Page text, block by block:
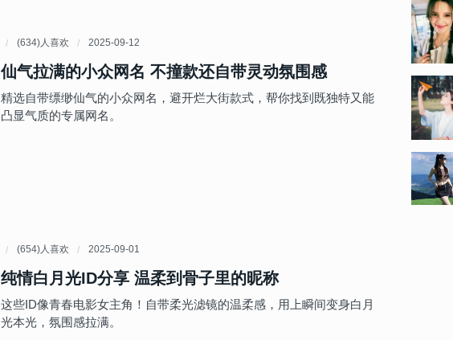
(634)人喜欢 2025-09-12
仙气拉满的小众网名 不撞款还自带灵动氛围感
精选自带缥缈仙气的小众网名，避开烂大街款式，帮你找到既独特又能
凸显气质的专属网名。
(654)人喜欢 2025-09-01
纯情白月光ID分享 温柔到骨子里的昵称
这些ID像青春电影女主角！自带柔光滤镜的温柔感，用上瞬间变身白月
光本光，氛围感拉满。